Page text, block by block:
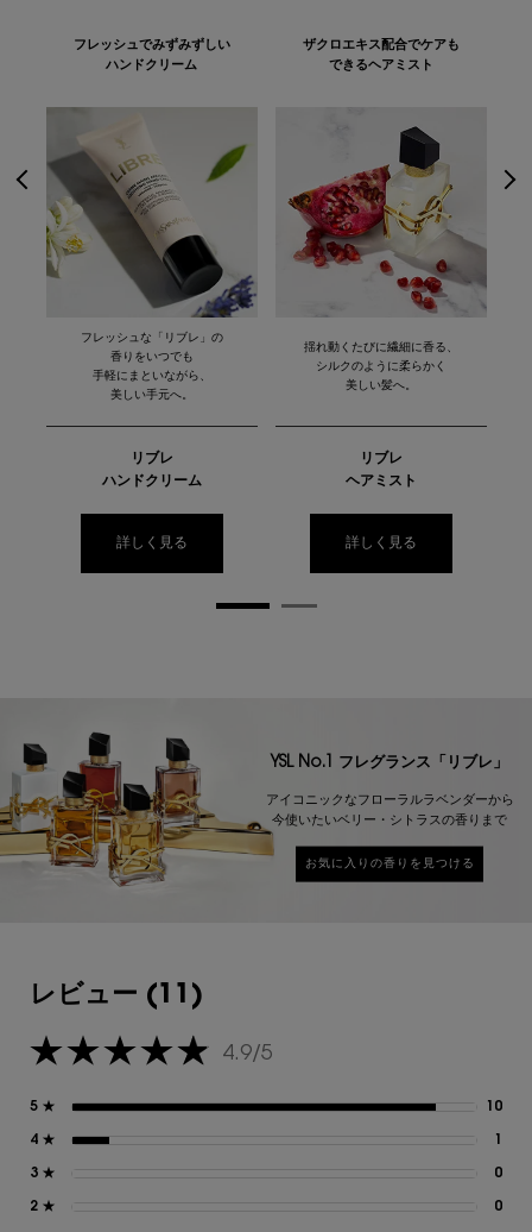
フレッシュでみずみずしい
ハンドクリーム
フレッシュな「リブレ」の
香りをいつでも
手軽にまといながら、
美しい手元へ。
リブレ
ハンドクリーム
詳しく見る
ザクロエキス配合でケアも
できるヘアミスト
揺れ動くたびに繊細に香る、
シルクのように柔らかく
美しい髪へ。
リブレ
ヘアミスト
詳しく見る
YSL No.1 フレグランス「リブレ」
アイコニックなフローラルラベンダーから
今使いたいベリー・シトラスの香りまで
お気に入りの香りを見つける
レビュー (11)
5星中4.9。 4.9/5
5 ★ 10
4 ★
3 ★ 0
2 ★ 0